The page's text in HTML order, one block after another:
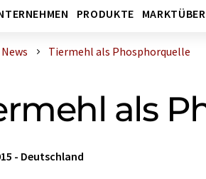
PRODUKTE
News Tiermehl als Phosphorquelle
als
- Deutschland